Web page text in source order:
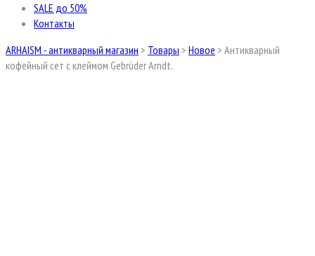
SALE до 50%
Контакты
ARHAISM - антикварный магазин > Товары > Новое > Антикварный
кофейный сет с клеймом Gebrüder Arndt.